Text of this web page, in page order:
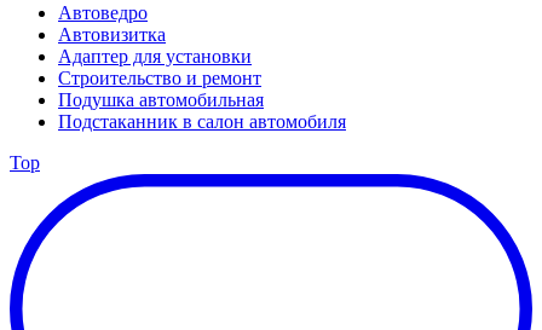
Автоведро
Автовизитка
Адаптер для установки
Строительство и ремонт
Подушка автомобильная
Подстаканник в салон автомобиля
Top